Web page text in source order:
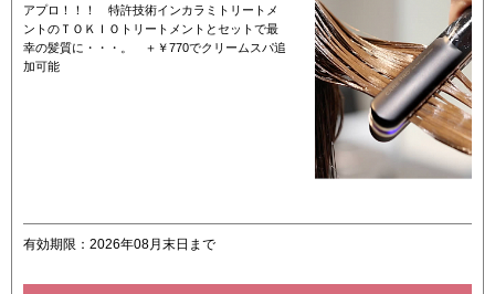
アプロ！！！ 特許技術インカラミトリートメ
ントのＴＯＫＩＯトリートメントとセットで最
幸の髪質に・・・。 ＋￥770でクリームスパ追
加可能
有効期限：2026年08月末日まで